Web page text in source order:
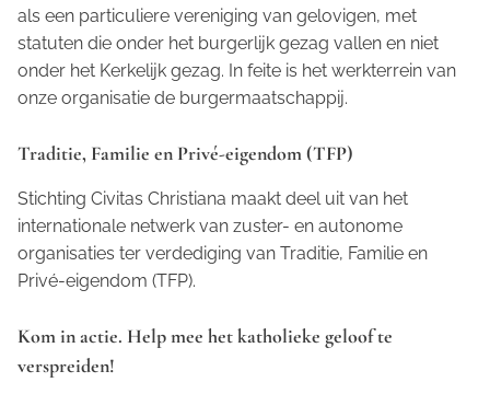
als een particuliere vereniging van gelovigen, met
statuten die onder het burgerlijk gezag vallen en niet
onder het Kerkelijk gezag. In feite is het werkterrein van
onze organisatie de burgermaatschappij.
Traditie, Familie en Privé-eigendom (TFP)
Stichting Civitas Christiana maakt deel uit van het
internationale netwerk van zuster- en autonome
organisaties ter verdediging van Traditie, Familie en
Privé-eigendom (TFP).
Kom in actie. Help mee het katholieke geloof te
verspreiden!